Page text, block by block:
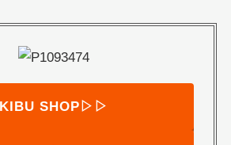
KIBU SHOP▷▷